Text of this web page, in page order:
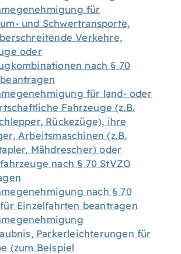
für
und Schwertransporte,
Verkehre,
oder
nach § 70
für land- oder
Fahrzeuge (z.B.
Rückezüge), ihre
Arbeitsmaschinen (z.B.
Mähdrescher) oder
nach § 70 StVZO
nach § 70
Einzelfahrten beantragen
Parkerleichterungen für
(zum Beispiel